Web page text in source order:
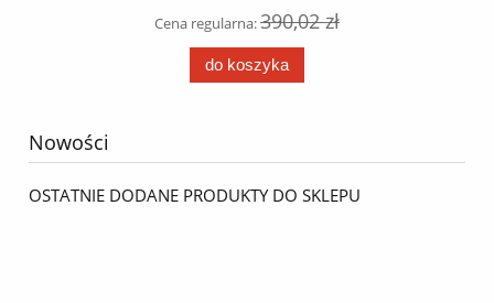
Cena regularna:390,02 zł
do koszyka
Nowości
OSTATNIE DODANE PRODUKTY DO SKLEPU